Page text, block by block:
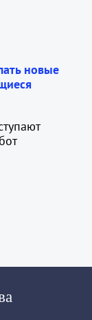
новые